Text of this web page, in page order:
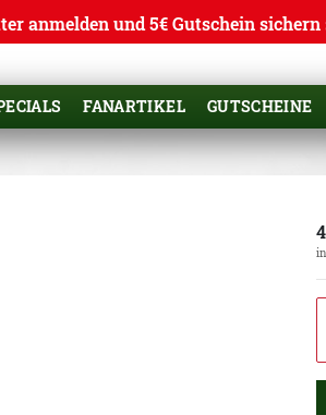
anmelden und 5€ Gutschein sichern
FANARTIKEL GUTSCHEINE